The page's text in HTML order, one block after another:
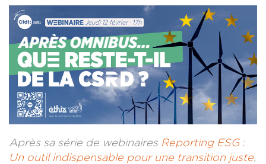
CONTACT
LA REVUE CADRES
LE CREFAC
L’OBSERVATOIRE DES CADRES
Après sa série de webinaires Reporting ESG :
Un outil indispensable pour une transition juste,